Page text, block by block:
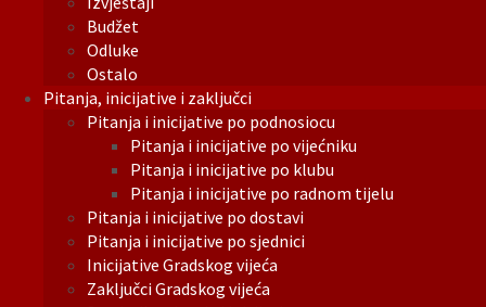
Budžet
Odluke
Ostalo
Pitanja, inicijative i zaključci
Pitanja i inicijative po podnosiocu
Pitanja i inicijative po vijećniku
Pitanja i inicijative po klubu
Pitanja i inicijative po radnom tijelu
Pitanja i inicijative po dostavi
Pitanja i inicijative po sjednici
Inicijative Gradskog vijeća
Zaključci Gradskog vijeća